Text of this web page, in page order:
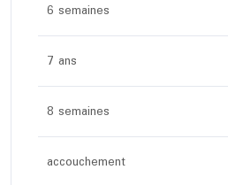
6 semaines
7 ans
8 semaines
accouchement